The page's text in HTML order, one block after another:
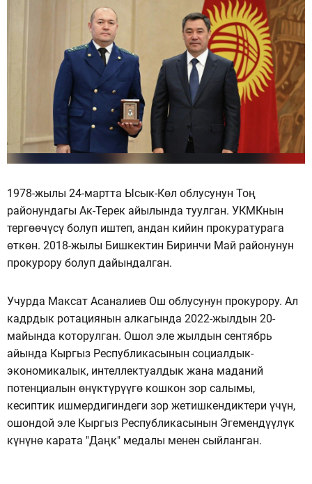
1978-жылы 24-мартта Ысык-Көл облусунун Тоң
районундагы Ак-Терек айылында туулган. УКМКнын
тергөөчүсү болуп иштеп, андан кийин прокуратурага
өткөн. 2018-жылы Бишкектин Биринчи Май районунун
прокурору болуп дайындалган.
Учурда Максат Асаналиев Ош облусунун прокурору. Ал
кадрдык ротациянын алкагында 2022-жылдын 20-
майында которулган. Ошол эле жылдын сентябрь
айында Кыргыз Республикасынын социалдык-
экономикалык, интеллектуалдык жана маданий
потенциалын өнүктүрүүгө кошкон зор салымы,
кесиптик ишмердигиндеги зор жетишкендиктери үчүн,
ошондой эле Кыргыз Республикасынын Эгемендүүлүк
күнүнө карата "Даңк" медалы менен сыйланган.